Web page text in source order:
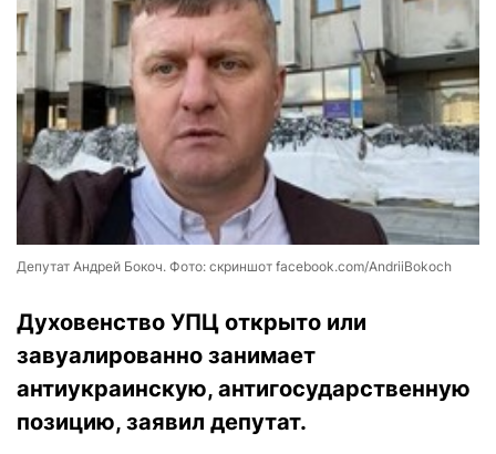
Депутат Андрей Бокоч. Фото: скриншот facebook.com/AndriiBokoch
Духовенство УПЦ открыто или
завуалированно занимает
антиукраинскую, антигосударственную
позицию, заявил депутат.